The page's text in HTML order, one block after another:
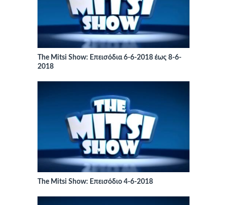
The Mitsi Show: Επεισόδια 6-6-2018 έως 8-6-
2018
The Mitsi Show: Επεισόδιο 4-6-2018